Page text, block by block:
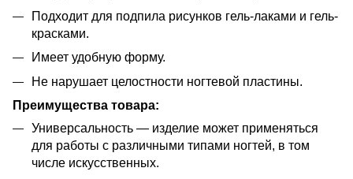
Подходит для подпила рисунков гель-лаками и гель-
красками.
Имеет удобную форму.
Не нарушает целостности ногтевой пластины.
Преимущества товара:
Универсальность — изделие может применяться
для работы с различными типами ногтей, в том
числе искусственных.